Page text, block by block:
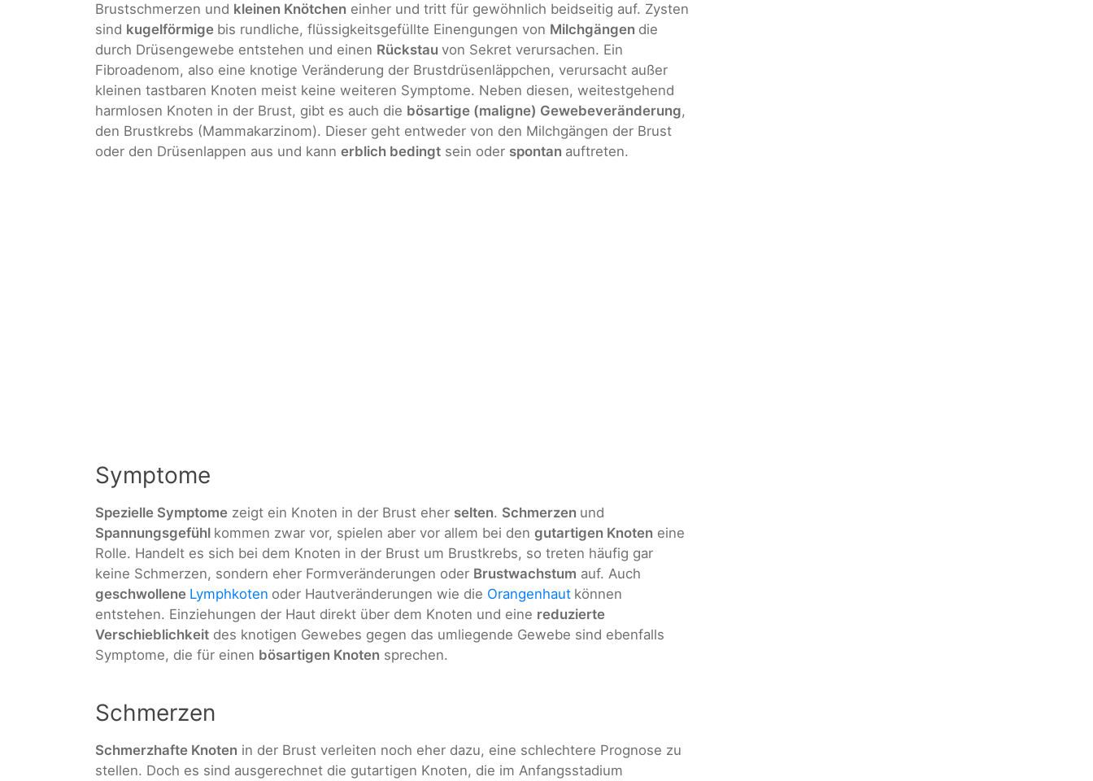
Brustschmerzen und kleinen Knötchen einher und tritt für gewöhnlich beidseitig auf. Zysten
sind kugelförmige bis rundliche, flüssigkeitsgefüllte Einengungen von Milchgängen die
durch Drüsengewebe entstehen und einen Rückstau von Sekret verursachen. Ein
Fibroadenom, also eine knotige Veränderung der Brustdrüsenläppchen, verursacht außer
kleinen tastbaren Knoten meist keine weiteren Symptome. Neben diesen, weitestgehend
harmlosen Knoten in der Brust, gibt es auch die bösartige (maligne) Gewebeveränderung,
den Brustkrebs (Mammakarzinom). Dieser geht entweder von den Milchgängen der Brust
oder den Drüsenlappen aus und kann erblich bedingt sein oder spontan auftreten.
Symptome
Spezielle Symptome zeigt ein Knoten in der Brust eher selten. Schmerzen und
Spannungsgefühl kommen zwar vor, spielen aber vor allem bei den gutartigen Knoten eine
Rolle. Handelt es sich bei dem Knoten in der Brust um Brustkrebs, so treten häufig gar
keine Schmerzen, sondern eher Formveränderungen oder Brustwachstum auf. Auch
geschwollene Lymphkoten oder Hautveränderungen wie die Orangenhaut können
entstehen. Einziehungen der Haut direkt über dem Knoten und eine reduzierte
Verschieblichkeit des knotigen Gewebes gegen das umliegende Gewebe sind ebenfalls
Symptome, die für einen bösartigen Knoten sprechen.
Schmerzen
Schmerzhafte Knoten in der Brust verleiten noch eher dazu, eine schlechtere Prognose zu
stellen. Doch es sind ausgerechnet die gutartigen Knoten, die im Anfangsstadium